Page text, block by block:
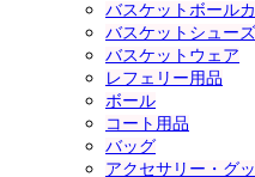
バスケットボール
バスケットシューズ
バスケットウェア
レフェリー用品
ボール
コート用品
バッグ
アクセサリー・グ